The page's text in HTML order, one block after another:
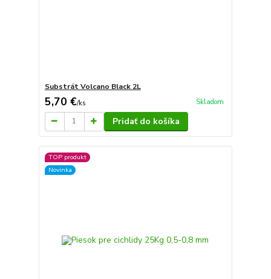
Substrát Volcano Black 2L
5,70 €/ks Skladom
Pridať do košíka
TOP produkt
Novinka